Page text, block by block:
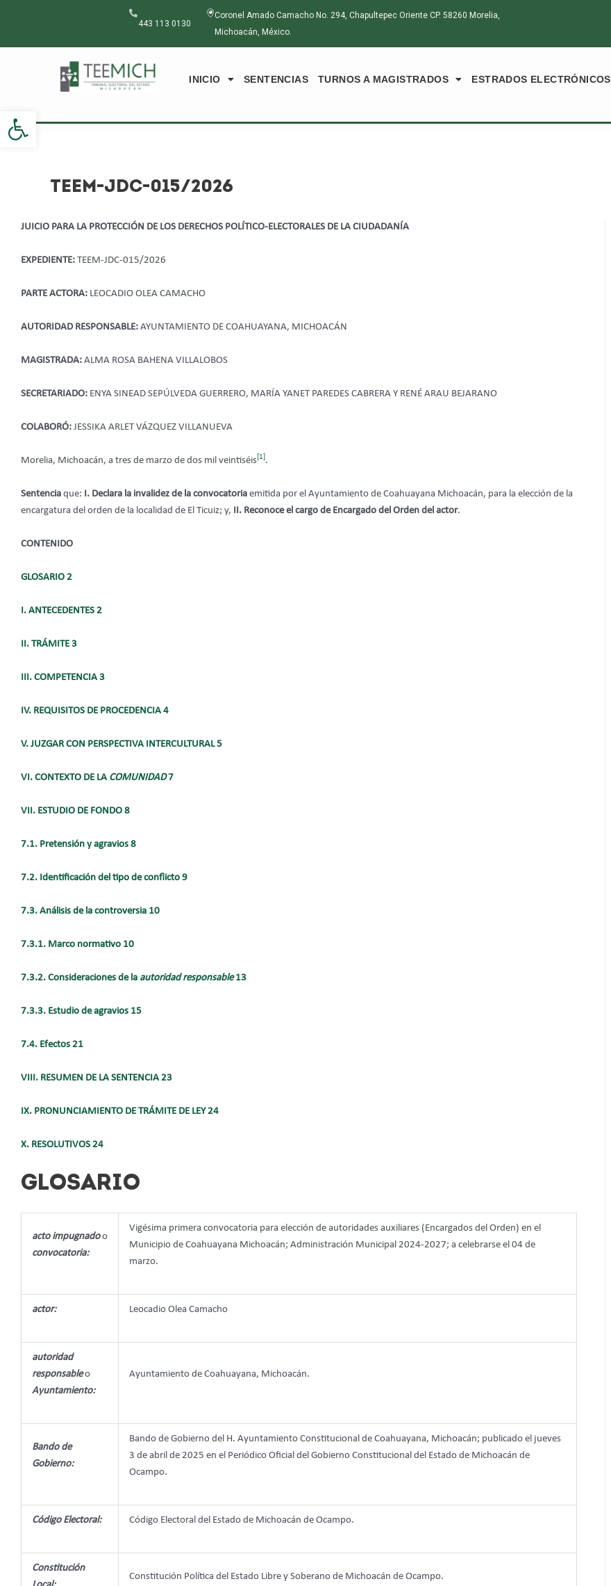
Abrir barra de herramientas
443 113 0130
Coronel Amado Camacho No. 294, Chapultepec Oriente CP. 58260 Morelia,
Michoacán, México.
INICIO SENTENCIAS TURNOS A MAGISTRADOS ESTRADOS ELECTRÓNICOS
TEEM-JDC-015/2026
JUICIO PARA LA PROTECCIÓN DE LOS DERECHOS POLÍTICO-ELECTORALES DE LA CIUDADANÍA
EXPEDIENTE: TEEM-JDC-015/2026
PARTE ACTORA: LEOCADIO OLEA CAMACHO
AUTORIDAD RESPONSABLE: AYUNTAMIENTO DE COAHUAYANA, MICHOACÁN
MAGISTRADA: ALMA ROSA BAHENA VILLALOBOS
SECRETARIADO: ENYA SINEAD SEPÚLVEDA GUERRERO, MARÍA YANET PAREDES CABRERA Y RENÉ ARAU BEJARANO
COLABORÓ: JESSIKA ARLET VÁZQUEZ VILLANUEVA
Morelia, Michoacán, a tres de marzo de dos mil veintiséis [1] .
Sentencia que: I. Declara la invalidez de la convocatoria emitida por el Ayuntamiento de Coahuayana Michoacán, para la elección de la
encargatura del orden de la localidad de El Ticuiz; y,
II. Reconoce el cargo de Encargado del Orden del actor.
CONTENIDO
GLOSARIO 2
I. ANTECEDENTES 2
II. TRÁMITE 3
III. COMPETENCIA 3
IV. REQUISITOS DE PROCEDENCIA 4
V. JUZGAR CON PERSPECTIVA INTERCULTURAL 5
VI. CONTEXTO DE LA COMUNIDAD7
VII. ESTUDIO DE FONDO 8
7.1. Pretensión y agravios 8
7.2. Identificación del tipo de conflicto 9
7.3. Análisis de la controversia 10
7.3.1. Marco normativo 10
7.3.2. Consideraciones de la autoridad responsable13
7.3.3. Estudio de agravios 15
7.4. Efectos 21
VIII. RESUMEN DE LA SENTENCIA 23
IX. PRONUNCIAMIENTO DE TRÁMITE DE LEY 24
X. RESOLUTIVOS 24
GLOSARIO
acto impugnado o
convocatoria:
Vigésima primera convocatoria para elección de autoridades auxiliares (Encargados del Orden) en el
Municipio de Coahuayana Michoacán; Administración Municipal 2024-2027; a celebrarse el 04 de
marzo.
actor: Leocadio Olea Camacho
autoridad
responsableo
Ayuntamiento:
Ayuntamiento de Coahuayana, Michoacán.
Bando de
Gobierno:
Bando de Gobierno del H. Ayuntamiento Constitucional de Coahuayana, Michoacán; publicado el jueves
3 de abril de 2025 en el Periódico Oficial del Gobierno Constitucional del Estado de Michoacán de
Ocampo.
Código Electoral: Código Electoral del Estado de Michoacán de Ocampo.
Constitución
Constitución Política del Estado Libre y Soberano de Michoacán de Ocampo.